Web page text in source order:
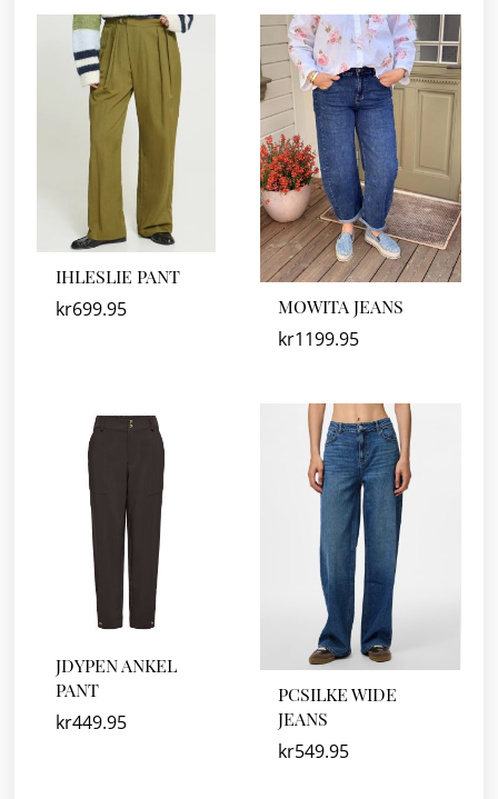
IHLESLIE PANT
kr699.95 MOWITA JEANS
kr1199.95
JDYPEN ANKEL
PANT
kr449.95
PCSILKE WIDE
JEANS
kr549.95